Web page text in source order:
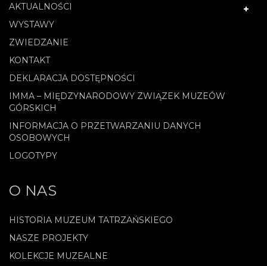
AKTUALNOŚCI
WYSTAWY
ZWIEDZANIE
KONTAKT
DEKLARACJA DOSTĘPNOŚCI
IMMA – MIĘDZYNARODOWY ZWIĄZEK MUZEÓW
GÓRSKICH
INFORMACJA O PRZETWARZANIU DANYCH
OSOBOWYCH
LOGOTYPY
O NAS
HISTORIA MUZEUM TATRZAŃSKIEGO
NASZE PROJEKTY
KOLEKCJE MUZEALNE